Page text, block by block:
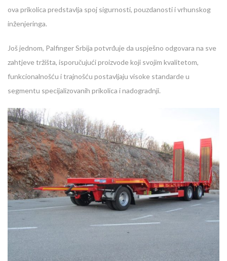
ova prikolica predstavlja spoj sigurnosti, pouzdanosti i vrhunskog
inženjeringa.
Još jednom, Palfinger Srbija potvrđuje da uspješno odgovara na sve
zahtjeve tržišta, isporučujući proizvode koji svojim kvalitetom,
funkcionalnošću i trajnošću postavljaju visoke standarde u
segmentu specijalizovanih prikolica i nadogradnji.